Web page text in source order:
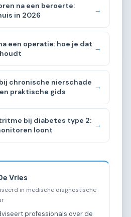
na een beroerte:
in 2026
→
een operatie: hoe je dat
→
chronische nierschade
praktische gids
→
bij diabetes type 2:
loont
→
Vries
in medische diagnostische
professionals over de